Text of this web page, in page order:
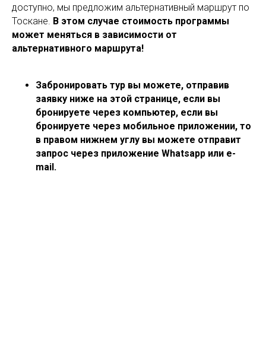
доступно, мы предложим альтернативный маршрут по
Тоскане. В этом случае стоимость программы
может меняться в зависимости от
альтернативного маршрута!
Забронировать тур вы можете, отправив
заявку ниже на этой странице, если вы
бронируете через компьютер, если вы
бронируете через мобильное приложении, то
в правом нижнем углу вы можете отправит
запрос через приложение Whatsapp или e-
mail.